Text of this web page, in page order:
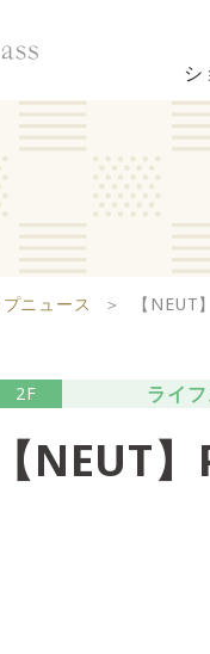
ニュース ＞ 【NEUT
2F ライ
【NEUT